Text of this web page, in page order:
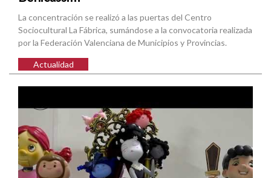
La concentración se realizó a las puertas del Centro
Sociocultural La Fábrica, sumándose a la convocatoria realizada
por la Federación Valenciana de Municipios y Provincias.
Actualidad